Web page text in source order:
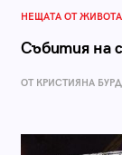
НЕЩАТА ОТ ЖИВОТА
Събития на
ОТ КРИСТИЯНА